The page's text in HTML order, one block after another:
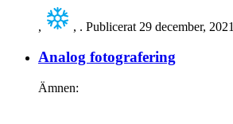
, , . Publicerat 29 december, 2021
Analog fotografering
Ämnen: